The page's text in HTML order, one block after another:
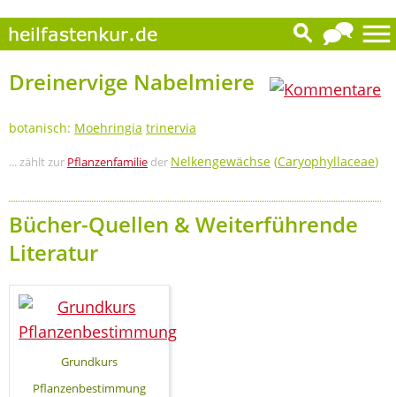
Dreinervige Nabelmiere
botanisch: Moehringia trinervia
... zählt zur Pflanzenfamilie der Nelkengewächse (Caryophyllaceae)
Bücher-Quellen & Weiterführende
Literatur
Grundkurs
Pflanzenbestimmung